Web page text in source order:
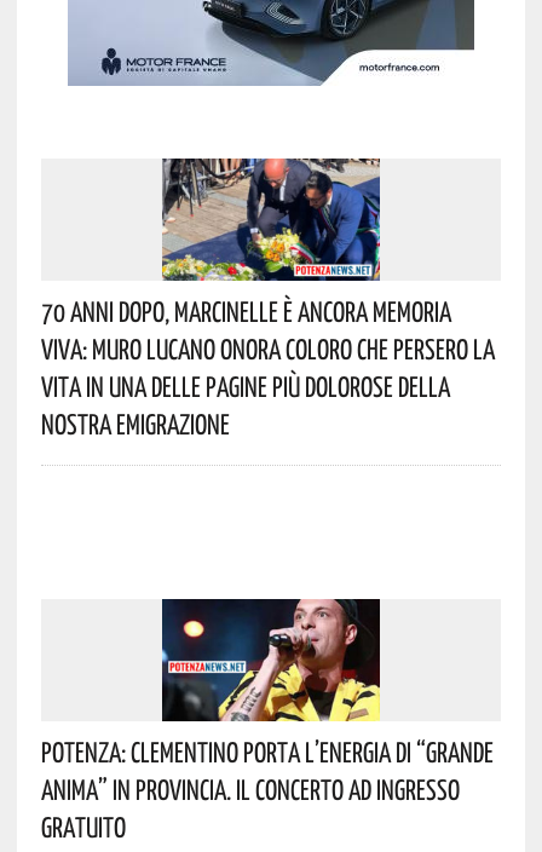
70 Anni Dopo, Marcinelle È Ancora Memoria
Viva: Muro Lucano Onora Coloro Che Persero La
Vita In Una Delle Pagine Più Dolorose Della
Nostra Emigrazione
Potenza: Clementino Porta L’energia Di “Grande
Anima” In Provincia. Il Concerto Ad Ingresso
Gratuito